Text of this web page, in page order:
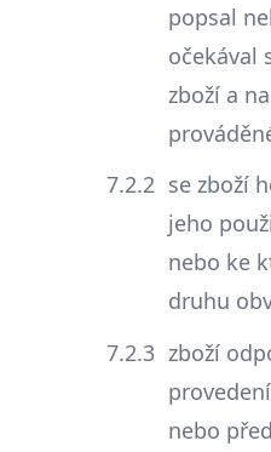
popsal
očekával
zboží a
se zboží
jeho
nebo ke
druhu
zboží
nebo